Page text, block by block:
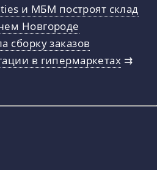
и MБM построят склад
Новгороде
сборку заказов
в гипермаркетах ⇉